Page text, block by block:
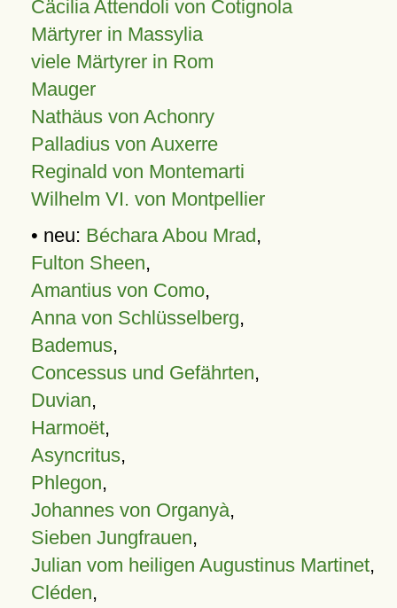
Cäcilia Attendoli von Cotignola
Märtyrer in Massylia
viele Märtyrer in Rom
Mauger
Nathäus von Achonry
Palladius von Auxerre
Reginald von Montemarti
Wilhelm VI. von Montpellier
• neu: Béchara Abou Mrad,
Fulton Sheen,
Amantius von Como,
Anna von Schlüsselberg,
Bademus,
Concessus und Gefährten,
Duvian,
Harmoët,
Asyncritus,
Phlegon,
Johannes von Organyà,
Sieben Jungfrauen,
Julian vom heiligen Augustinus Martinet,
Cléden,